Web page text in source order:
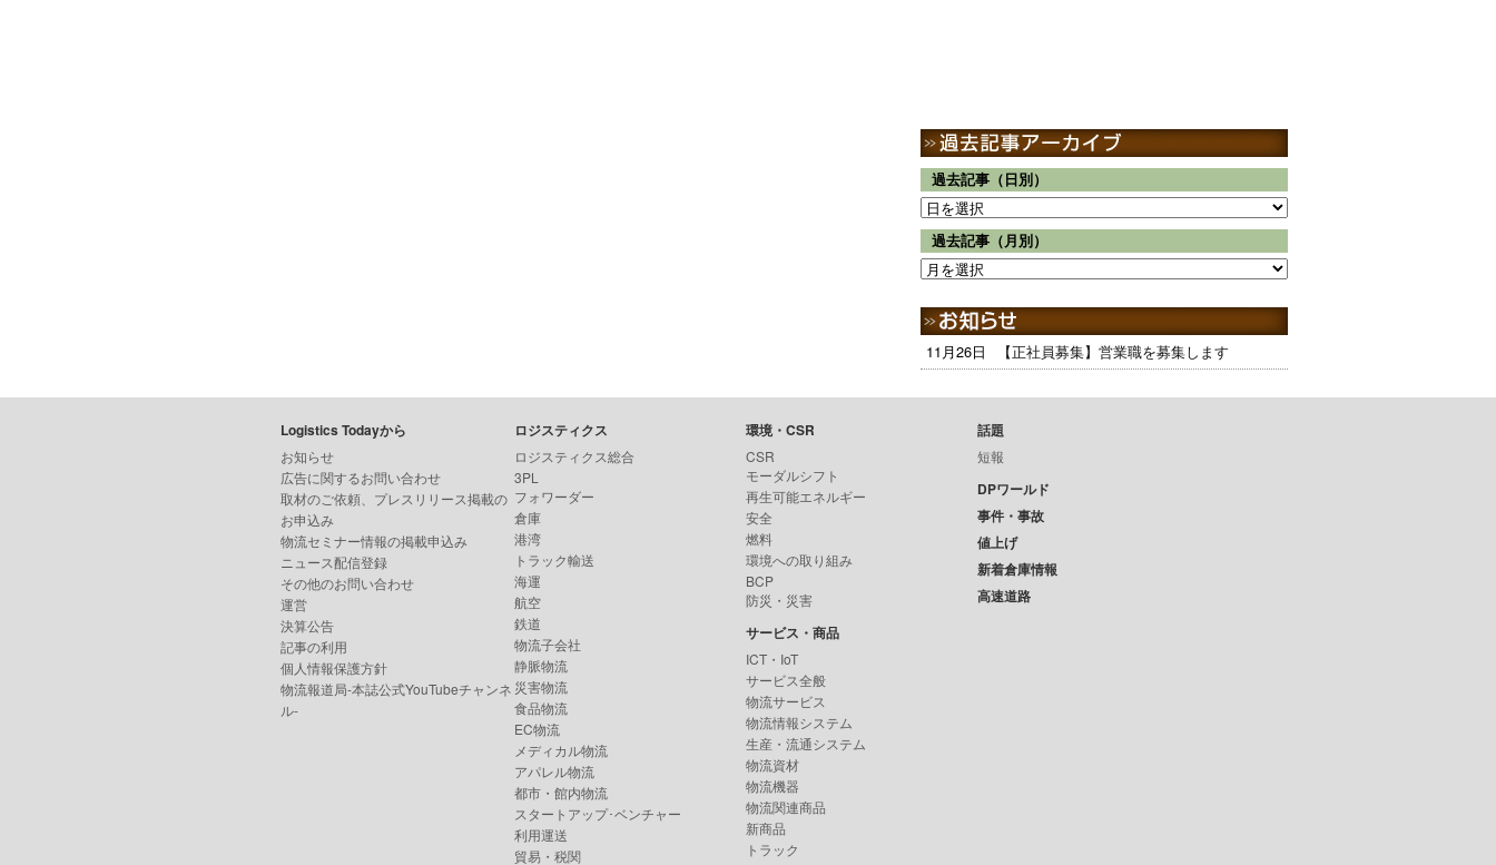
過去記事（日別）
過去記事（月別）
11月26日 【正社員募集】営業職を募集します
Logistics Todayから
お知らせ
広告に関するお問い合わせ
取材のご依頼、プレスリリース掲載の
お申込み
物流セミナー情報の掲載申込み
ニュース配信登録
その他のお問い合わせ
運営
決算公告
記事の利用
個人情報保護方針
物流報道局-本誌公式YouTubeチャンネ
ル-
ロジスティクス
ロジスティクス総合
3PL
フォワーダー
倉庫
港湾
トラック輸送
海運
航空
鉄道
物流子会社
静脈物流
災害物流
食品物流
EC物流
メディカル物流
アパレル物流
都市・館内物流
スタートアップ･ベンチャー
利用運送
貿易・税関
環境・CSR
CSR
モーダルシフト
再生可能エネルギー
安全
燃料
環境への取り組み
BCP
防災・災害
サービス・商品
ICT・IoT
サービス全般
物流サービス
物流情報システム
生産・流通システム
物流資材
物流機器
物流関連商品
新商品
トラック
話題
短報
DPワールド
事件・事故
値上げ
新着倉庫情報
高速道路